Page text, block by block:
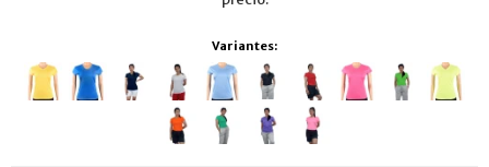
Variantes: